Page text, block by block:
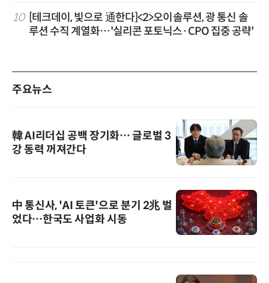
10
[테크데이, 빛으로 通한다]<2>오이솔루션, 광 통신 솔
루션 수직 계열화…'실리콘 포토닉스·CPO 집중 공략'
주요뉴스
韓 AI리더십 공백 장기화… 글로벌 3
강 동력 꺼져간다
中 통신사, 'AI 토큰'으로 분기 2兆 벌
었다…한국도 사업화 시동